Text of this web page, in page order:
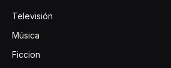
Televisión
Música
Ficcion